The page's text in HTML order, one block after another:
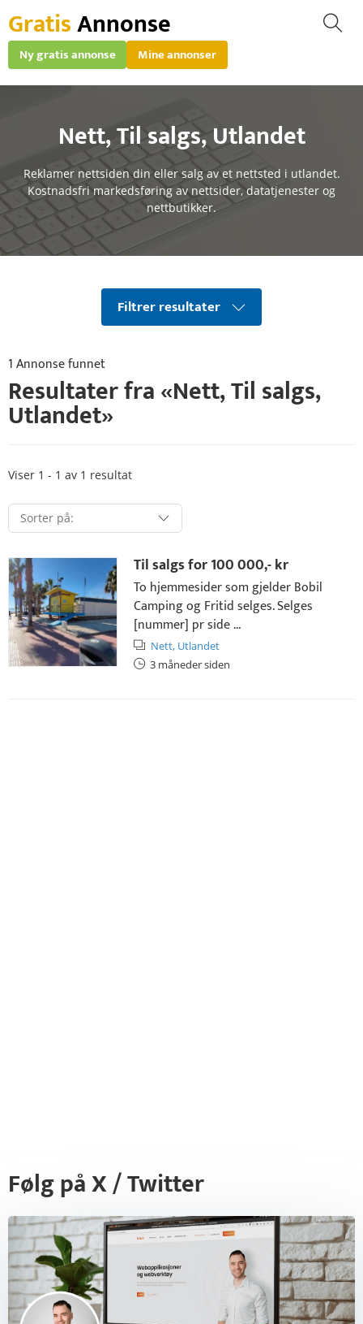
GratisAnnonse
Ny gratis annonse Mine annonser
Nett,Til salgs,Utlandet
Reklamer nettsiden din eller salg av et nettsted i utlandet.
Kostnadsfri markedsføring av nettsider, datatjenester og
nettbutikker.
Filtrer resultater
1 Annonse funnet
Resultater fra «Nett,Til salgs,
Utlandet»
Viser 1 - 1 av 1 resultat
Til salgs for100 000,- kr
To hjemmesider som gjelder Bobil
Camping og Fritid selges. Selges
[nummer] pr side ...
Nett, Utlandet
3 måneder siden
Følg på X / Twitter